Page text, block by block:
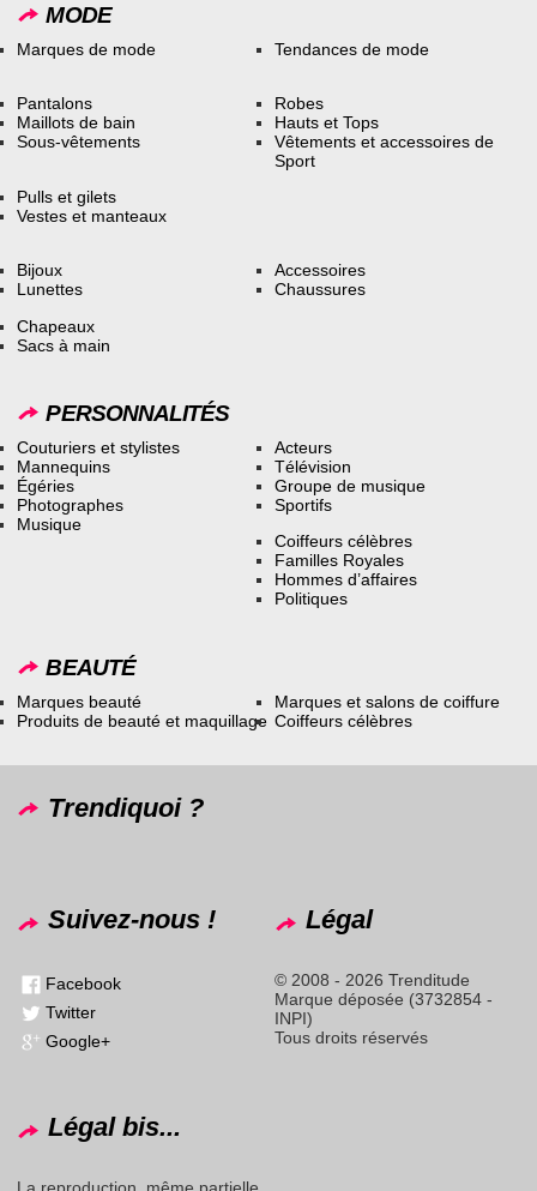
MODE
Marques de mode Tendances de mode
Pantalons
Maillots de bain
Sous-vêtements
Robes
Hauts et Tops
Vêtements et accessoires de
Sport
Pulls et gilets
Vestes et manteaux
Bijoux
Lunettes
Accessoires
Chaussures
Chapeaux
Sacs à main
PERSONNALITÉS
Couturiers et stylistes
Mannequins
Égéries
Photographes
Musique
Acteurs
Télévision
Groupe de musique
Sportifs
Coiffeurs célèbres
Familles Royales
Hommes d’affaires
Politiques
BEAUTÉ
Marques beauté
Produits de beauté et maquillage
Marques et salons de coiffure
Coiffeurs célèbres
Trendiquoi ?
Suivez-nous !
Facebook
Twitter
Google+
Légal
© 2008 - 2026 Trenditude
Marque déposée (3732854 -
INPI)
Tous droits réservés
Légal bis...